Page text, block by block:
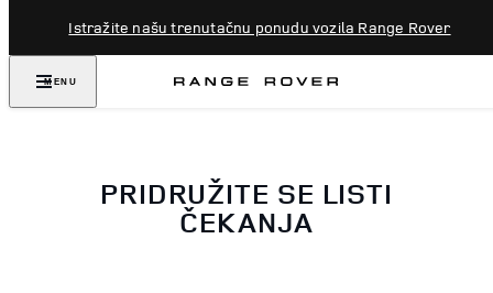
Istražite našu trenutačnu ponudu vozila Range Rover
MENU
PRIDRUŽITE SE LISTI
ČEKANJA